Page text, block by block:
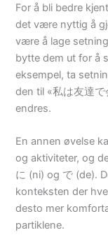
For å bli bedre
det være nyttig å
være å lage
bytte dem ut for å
eksempel, ta
den til «私は友達
endres.
En annen øvelse
og aktiviteter, og
に (ni) og で (de).
konteksten der
desto mer
partiklene.